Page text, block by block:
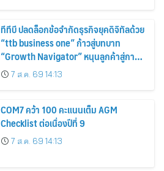
ทีทีบี ปลดล็อกข้อจำกัดธุรกิจยุคดิจิทัลด้วย
“ttb business one” ก้าวสู่บทบาท
“Growth Navigator” หนุนลูกค้าสู่การ
เติบโตอย่างแท้จริง
7 ส.ค. 69 14:13
COM7 คว้า 100 คะแนนเต็ม AGM
Checklist ต่อเนื่องปีที่ 9
7 ส.ค. 69 14:13